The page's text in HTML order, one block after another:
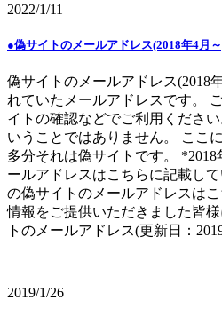
2022/1/11
●偽サイトのメールアドレス(2018年4月
偽サイトのメールアドレス(2018
れていたメールアドレスです。
イトの確認などでご利用くださ
いうことではありません。 ここ
多分それは偽サイトです。
ールアドレスはこちらに記載し
の偽サイトのメールアドレスは
情報をご提供いただきました皆
トのメールアドレス(更新日：
2019/1/26